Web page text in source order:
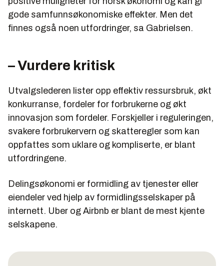
gode samfunnsøkonomiske effekter. Men det
finnes også noen utfordringer, sa Gabrielsen.
– Vurdere kritisk
Utvalgslederen lister opp effektiv ressursbruk, økt
konkurranse, fordeler for forbrukerne og økt
innovasjon som fordeler. Forskjeller i reguleringen,
svakere forbrukervern og skatteregler som kan
oppfattes som uklare og kompliserte, er blant
utfordringene.
Delingsøkonomi er formidling av tjenester eller
eiendeler ved hjelp av formidlingsselskaper på
internett. Uber og Airbnb er blant de mest kjente
selskapene.